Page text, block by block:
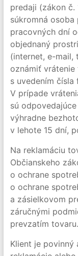
predaji (zákon č.
súkromná
pracovných dní
objednaný
(internet, e-mail,
oznámiť
s uvedením
V prípade
sú
výhradne
v lehote 15 dní,
Na reklamáciu
Občianskeho
o ochrane
o ochrane
a zásielkovom
záručnými
prevzatím tovaru.
Klient je povinný